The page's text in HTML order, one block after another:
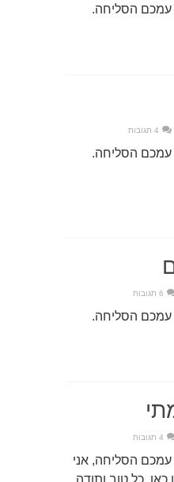
עמכם הסליחה.
4 תגובות
עמכם הסליחה.
6 תגובות
עמכם הסליחה.
4 תגובות
הסליחה, אני
כל טוב ותודה